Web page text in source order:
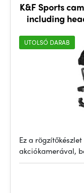
K&F Sports
including
UTOLSÓ DARAB
Ez a
akciókamerával,